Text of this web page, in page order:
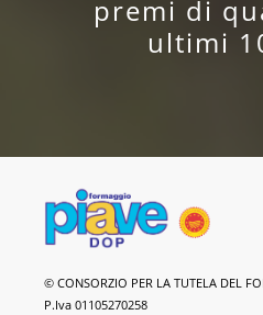
premi di
ultimi
Formaggio
Piave
© CONSORZIO PER LA TUTELA DEL
P.Iva 01105270258